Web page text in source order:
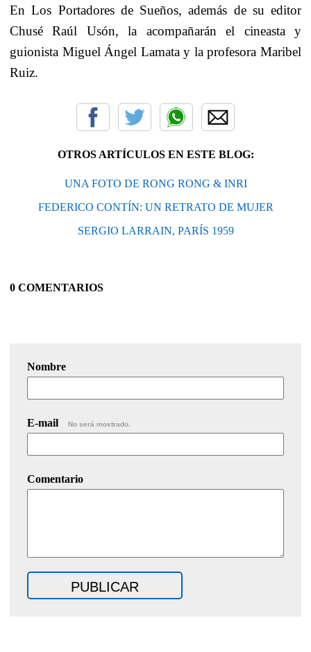
En Los Portadores de Sueños, además de su editor
Chusé Raúl Usón, la acompañarán el cineasta y
guionista Miguel Ángel Lamata y la profesora Maribel
Ruiz.
OTROS ARTÍCULOS EN ESTE BLOG:
UNA FOTO DE RONG RONG & INRI
FEDERICO CONTÍN: UN RETRATO DE MUJER
SERGIO LARRAIN, PARÍS 1959
0 COMENTARIOS
Nombre
E-mail No será mostrado.
Comentario